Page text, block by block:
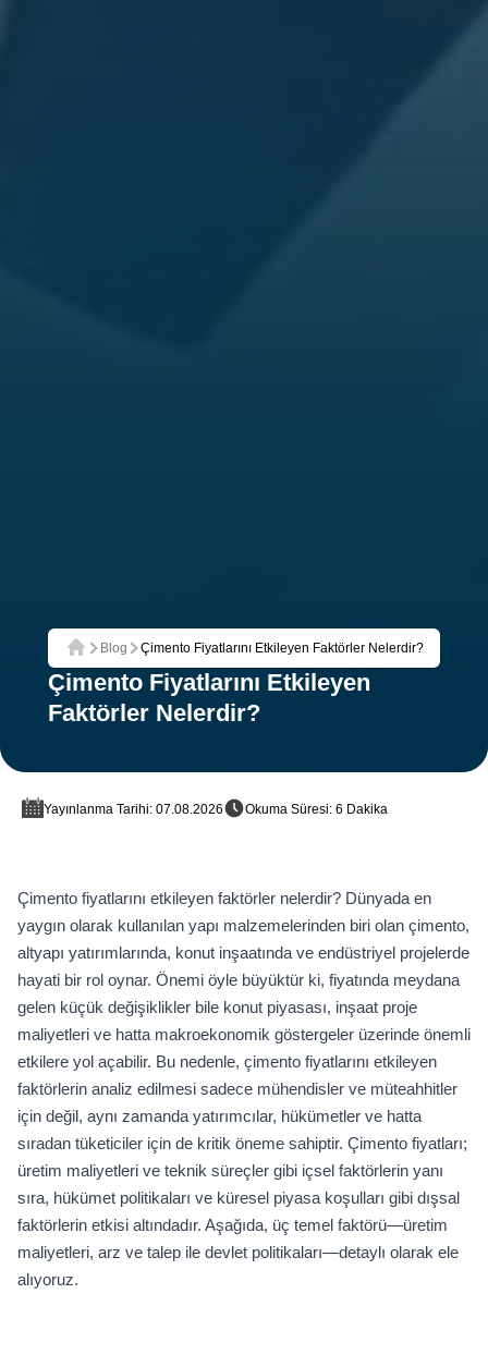
Ana Sayfa
Blog Çimento Fiyatlarını Etkileyen Faktörler Nelerdir?
Çimento Fiyatlarını Etkileyen
Faktörler Nelerdir?
Yayınlanma Tarihi: 07.08.2026 Okuma Süresi: 6 Dakika
Çimento fiyatlarını etkileyen faktörler nelerdir? Dünyada en
yaygın olarak kullanılan yapı malzemelerinden biri olan çimento,
altyapı yatırımlarında, konut inşaatında ve endüstriyel projelerde
hayati bir rol oynar. Önemi öyle büyüktür ki, fiyatında meydana
gelen küçük değişiklikler bile konut piyasası, inşaat proje
maliyetleri ve hatta makroekonomik göstergeler üzerinde önemli
etkilere yol açabilir. Bu nedenle, çimento fiyatlarını etkileyen
faktörlerin analiz edilmesi sadece mühendisler ve müteahhitler
için değil, aynı zamanda yatırımcılar, hükümetler ve hatta
sıradan tüketiciler için de kritik öneme sahiptir. Çimento fiyatları;
üretim maliyetleri ve teknik süreçler gibi içsel faktörlerin yanı
sıra, hükümet politikaları ve küresel piyasa koşulları gibi dışsal
faktörlerin etkisi altındadır. Aşağıda, üç temel faktörü—üretim
maliyetleri, arz ve talep ile devlet politikaları—detaylı olarak ele
alıyoruz.